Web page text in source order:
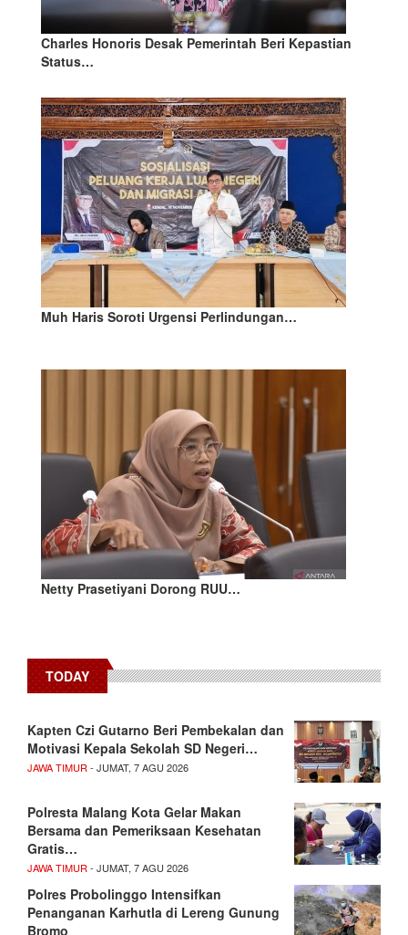
Charles Honoris Desak Pemerintah Beri Kepastian
Status…
Muh Haris Soroti Urgensi Perlindungan…
Netty Prasetiyani Dorong RUU…
TODAY
Kapten Czi Gutarno Beri Pembekalan dan
Motivasi Kepala Sekolah SD Negeri…
JAWA TIMUR- JUMAT, 7 AGU 2026
Polresta Malang Kota Gelar Makan
Bersama dan Pemeriksaan Kesehatan
Gratis…
JAWA TIMUR- JUMAT, 7 AGU 2026
Polres Probolinggo Intensifkan
Penanganan Karhutla di Lereng Gunung
Bromo